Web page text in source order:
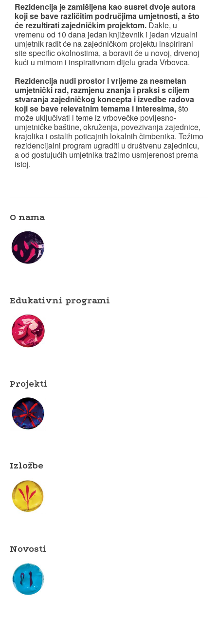
Rezidencija je zamišljena kao susret dvoje autora
koji se bave različitim područjima umjetnosti, a što
će rezultirati zajedničkim projektom. Dakle, u
vremenu od 10 dana jedan književnik i jedan vizualni
umjetnik radit će na zajedničkom projektu inspirirani
site specific okolnostima, a boravit će u novoj, drvenoj
kući u mirnom i inspirativnom dijelu grada Vrbovca.
Rezidencija nudi prostor i vrijeme za nesmetan
umjetnički rad, razmjenu znanja i praksi s ciljem
stvaranja zajedničkog koncepta i izvedbe radova
koji se bave relevatnim temama i interesima,što
može uključivati i teme iz vrbovečke povijesno-
umjetničke baštine, okruženja, povezivanja zajednice,
krajolika i ostalih poticajnih lokalnih čimbenika. Težimo
rezidencijalni program ugraditi u društvenu zajednicu,
a od gostujućih umjetnika tražimo usmjerenost prema
istoj.
O nama
Edukativni programi
Projekti
Izložbe
Novosti